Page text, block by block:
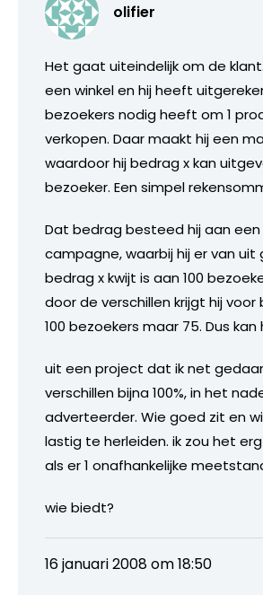
olifier
Het gaat uiteindelijk om de
een winkel en hij heeft
bezoekers nodig heeft om 1
verkopen. Daar maakt hij een
waardoor hij bedrag x kan
bezoeker. Een simpel
Dat bedrag besteed hij aan een
campagne, waarbij hij er van
bedrag x kwijt is aan 100
door de verschillen krijgt hij voor
100 bezoekers maar 75. Dus kan
uit een project dat ik net
verschillen bijna 100%, in het
adverteerder. Wie goed zit en
lastig te herleiden. ik zou het
als er 1 onafhankelijke
wie biedt?
16 januari 2008 om 18:50